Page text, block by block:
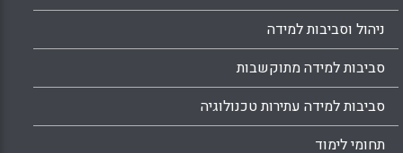
ניהול וסביבות למידה
סביבות למידה מתוקשבות
סביבות למידה עתירות טכנולוגיה
תחומי לימוד